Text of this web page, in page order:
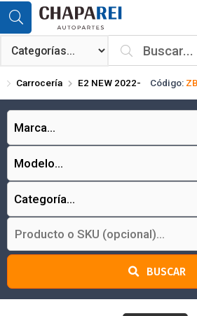
Compartir por email
¿Tienes cupón de
Carrocería E2 NEW 2022- Código:
BUSCAR